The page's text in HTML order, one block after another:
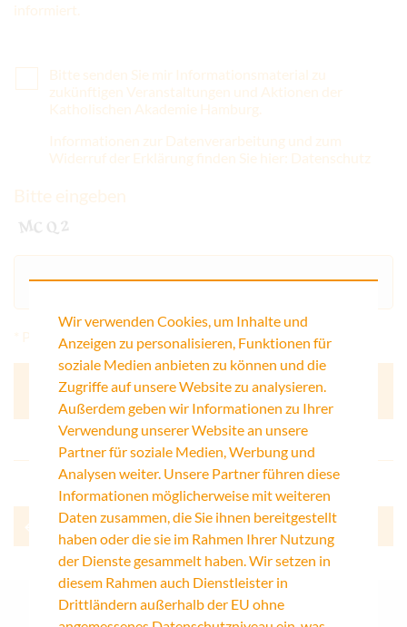
Wir verwenden Cookies, um Inhalte und
Anzeigen zu personalisieren, Funktionen für
soziale Medien anbieten zu können und die
Zugriffe auf unsere Website zu analysieren.
Außerdem geben wir Informationen zu Ihrer
Verwendung unserer Website an unsere
Partner für soziale Medien, Werbung und
Analysen weiter. Unsere Partner führen diese
Informationen möglicherweise mit weiteren
Daten zusammen, die Sie ihnen bereitgestellt
haben oder die sie im Rahmen Ihrer Nutzung
der Dienste gesammelt haben. Wir setzen in
diesem Rahmen auch Dienstleister in
Drittländern außerhalb der EU ohne
informiert.
Bitte senden Sie mir Informationsmaterial zu
zukünftigen Veranstaltungen und Aktionen der
Katholischen Akademie Hamburg.
Informationen zur Datenverarbeitung und zum
Widerruf der Erklärung finden Sie hier: Datenschutz
Bitte eingeben
* Pflichtfelder
Zurück